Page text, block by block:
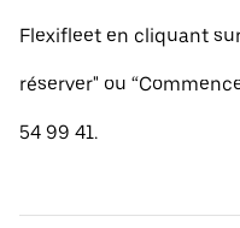
Flexifleet en cliquant
réserver" ou
54 99 41.